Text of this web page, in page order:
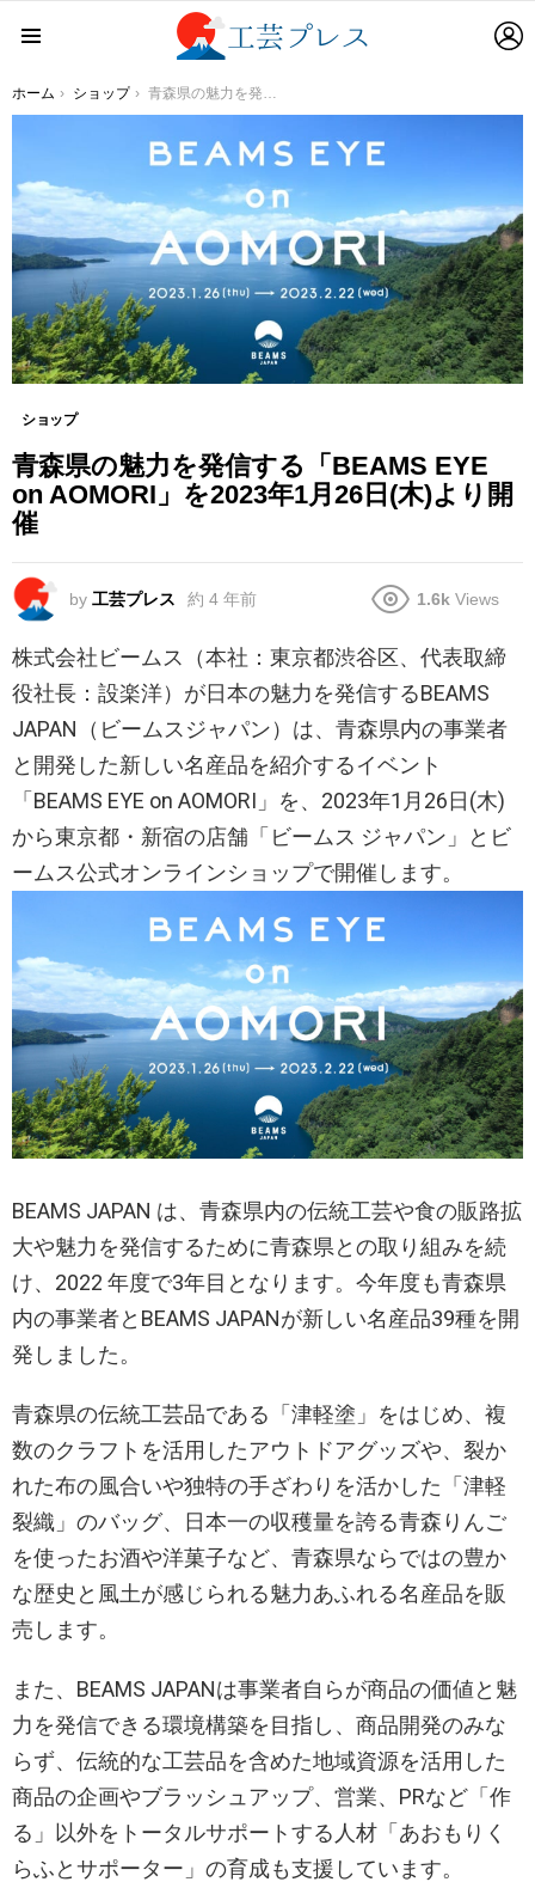
You are here:
ホーム ショップ 青森県の魅力を発信する「BEAMS EYE on AOMORI」を2023年1月26日(木)より開催
ショップ
青森県の魅力を発信する「BEAMS EYE
on AOMORI」を2023年1月26日(木)より開
催
by 工芸プレス 約 4 年前 1.6k Views
株式会社ビームス（本社：東京都渋谷区、代表取締
役社長：設楽洋）が日本の魅力を発信するBEAMS
JAPAN（ビームスジャパン）は、青森県内の事業者
と開発した新しい名産品を紹介するイベント
「BEAMS EYE on AOMORI」を、2023年1月26日(木)
から東京都・新宿の店舗「ビームス ジャパン」とビ
ームス公式オンラインショップで開催します。
BEAMS JAPAN は、青森県内の伝統工芸や食の販路拡
大や魅力を発信するために青森県との取り組みを続
け、2022 年度で3年目となります。今年度も青森県
内の事業者とBEAMS JAPANが新しい名産品39種を開
発しました。
青森県の伝統工芸品である「津軽塗」をはじめ、複
数のクラフトを活用したアウトドアグッズや、裂か
れた布の風合いや独特の手ざわりを活かした「津軽
裂織」のバッグ、日本一の収穫量を誇る青森りんご
を使ったお酒や洋菓子など、青森県ならではの豊か
な歴史と風土が感じられる魅力あふれる名産品を販
売します。
また、BEAMS JAPANは事業者自らが商品の価値と魅
力を発信できる環境構築を目指し、商品開発のみな
らず、伝統的な工芸品を含めた地域資源を活用した
商品の企画やブラッシュアップ、営業、PRなど「作
る」以外をトータルサポートする人材「あおもりく
らふとサポーター」の育成も支援しています。